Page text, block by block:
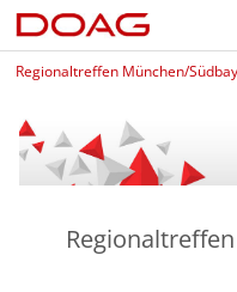
Regionaltreffen München/